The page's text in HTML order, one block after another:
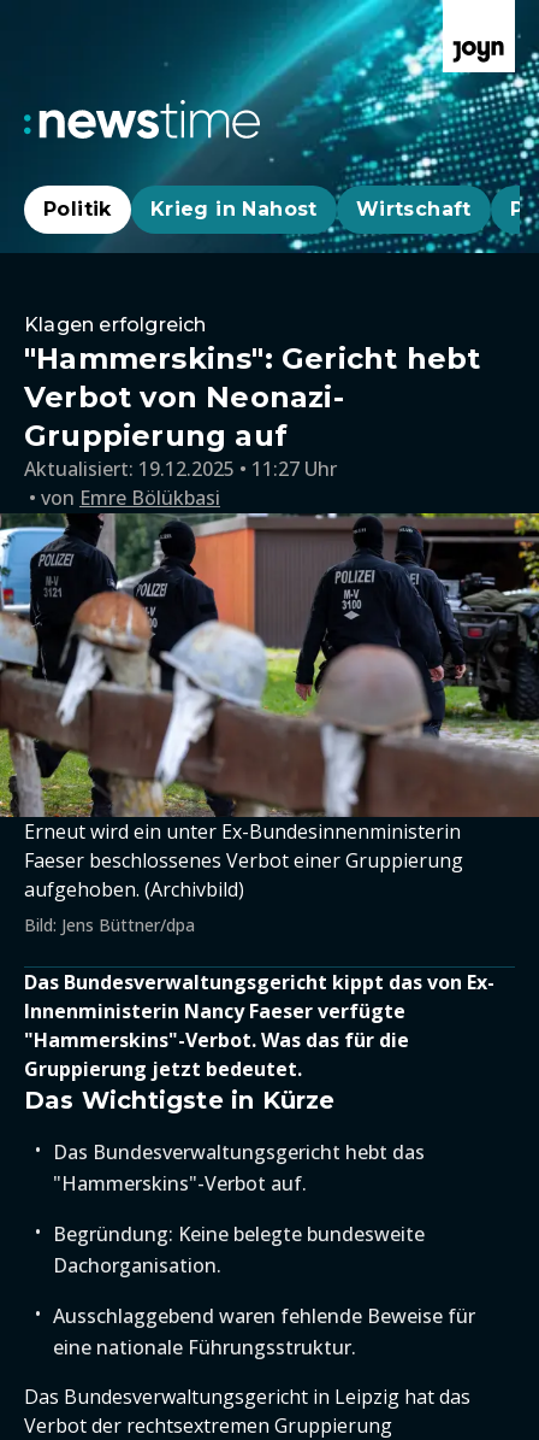
Politik Krieg in Nahost Wirtschaft
Klagen erfolgreich
"Hammerskins": Gericht hebt
Verbot von Neonazi-
Gruppierung auf
Aktualisiert: 19.12.2025 • 11:27 Uhr
von Emre Bölükbasi
Erneut wird ein unter Ex-Bundesinnenministerin
Faeser beschlossenes Verbot einer Gruppierung
aufgehoben. (Archivbild)
Bild: Jens Büttner/dpa
Das Bundesverwaltungsgericht kippt das von Ex-
Innenministerin Nancy Faeser verfügte
"Hammerskins"-Verbot. Was das für die
Gruppierung jetzt bedeutet.
Das Wichtigste in Kürze
Das Bundesverwaltungsgericht hebt das
"Hammerskins"-Verbot auf.
Begründung: Keine belegte bundesweite
Dachorganisation.
Ausschlaggebend waren fehlende Beweise für
eine nationale Führungsstruktur.
Das Bundesverwaltungsgericht in Leipzig hat das
Verbot der rechtsextremen Gruppierung